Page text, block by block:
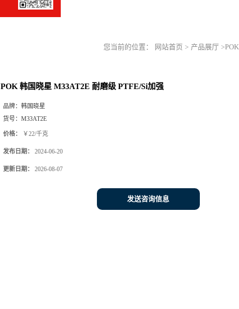
您当前的位置： 网站首页 > 产品展厅 >POK
POK 韩国晓星 M33AT2E 耐磨级 PTFE/Si加强
品牌： 韩国晓星
货号： M33AT2E
价格： ￥22/千克
发布日期： 2024-06-20
更新日期： 2026-08-07
发送咨询信息